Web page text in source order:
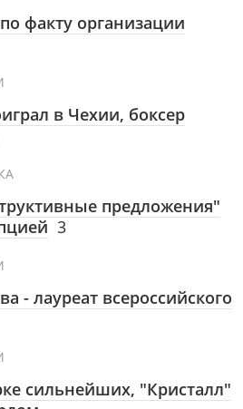
факту организации
в Чехии, боксер
предложения"
3
- лауреат всероссийского
сильнейших, "Кристалл"